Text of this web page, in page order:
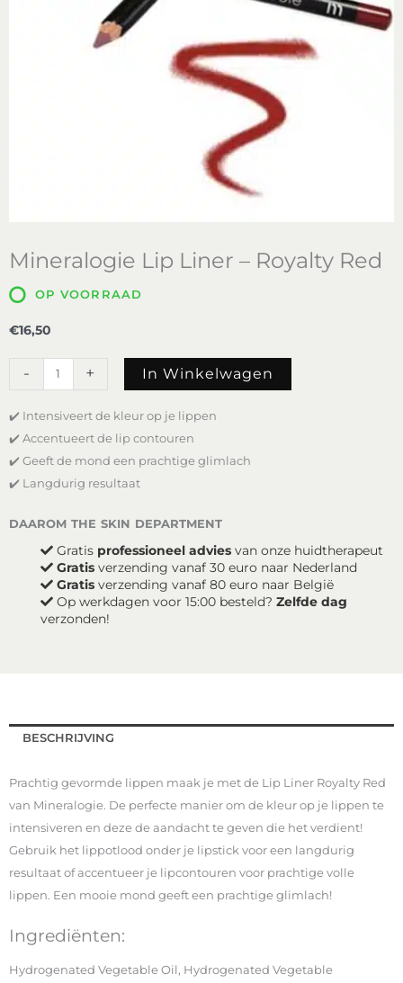
Mineralogie Lip Liner – Royalty Red
OP VOORRAAD
€16,50
-
-
Royalty
aantal
+ In Winkelwagen
✔️ Intensiveert de kleur op je lippen
✔️ Accentueert de lip contouren
✔️ Geeft de mond een prachtige glimlach
✔️ Langdurig resultaat
daarom the skin department
Gratis professioneel advies van onze huidtherapeut
Gratis verzending vanaf 30 euro naar Nederland
Gratis verzending vanaf 80 euro naar België
Op werkdagen voor 15:00 besteld? Zelfde dag
verzonden!
BESCHRIJVING
Prachtig gevormde lippen maak je met de Lip Liner Royalty Red
van Mineralogie. De perfecte manier om de kleur op je lippen te
intensiveren en deze de aandacht te geven die het verdient!
Gebruik het lippotlood onder je lipstick voor een langdurig
resultaat of accentueer je lipcontouren voor prachtige volle
lippen. Een mooie mond geeft een prachtige glimlach!
Ingrediënten:
Hydrogenated Vegetable Oil, Hydrogenated Vegetable